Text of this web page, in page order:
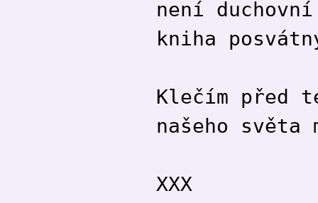
není
kniha
Klečím před
našeho světa
XXX